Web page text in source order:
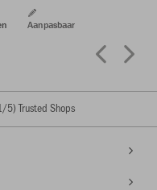
Aanpasbaar
/5) Trusted Shops